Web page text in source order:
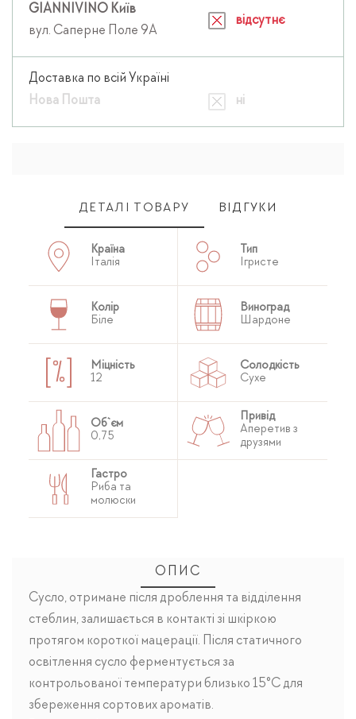
GIANNIVINO Київ
вул. Саперне Поле 9А
відсутнє
Доставка по всій Україні
Нова Пошта
ні
ДЕТАЛІ ТОВАРУ ВІДГУКИ
Країна
Італія
Тип
Ігристе
Колір
Біле
Виноград
Шардоне
Міцність
12
Солодкість
Сухе
Об`єм
0,75
Привід
Аперетив з
друзями
Гастро
Риба та
молюски
ОПИС
Сусло, отримане після дроблення та відділення
стеблин, залишається в контакті зі шкіркою
протягом короткої мацерації. Після статичного
освітлення сусло ферментується за
контрольованої температури близько 15°C для
збереження сортових ароматів.